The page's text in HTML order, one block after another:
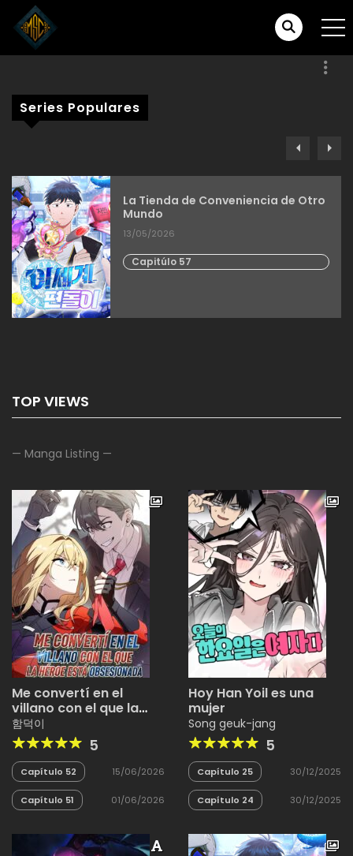
Series Populares
La Tienda de Conveniencia de Otro
Mundo
13/05/2026
Capitúlo 57
TOP VIEWS
— Manga Listing —
Me convertí en el
villano con el que la
héroe esta
obsesionada
함덕이
5
Capítulo 52 15/06/2026
Capítulo 51 01/06/2026
Hoy Han Yoil es una
mujer
Song geuk-jang
5
Capítulo 25 30/12/2025
Capítulo 24 30/12/2025